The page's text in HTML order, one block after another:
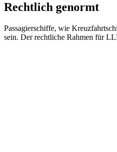
Rechtlich genormt
Passagierschiffe, wie
sein. Der rechtliche Rahmen für